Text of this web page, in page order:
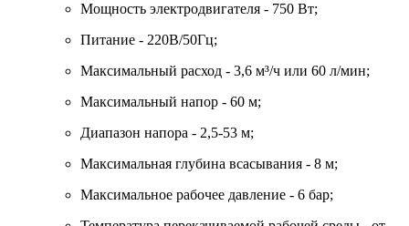
Мощность электродвигателя - 750 Вт;
Питание - 220В/50Гц;
Максимальный расход - 3,6 м³/ч или 60 л/мин;
Максимальный напор - 60 м;
Диапазон напора - 2,5-53 м;
Максимальная глубина всасывания - 8 м;
Максимальное рабочее давление - 6 бар;